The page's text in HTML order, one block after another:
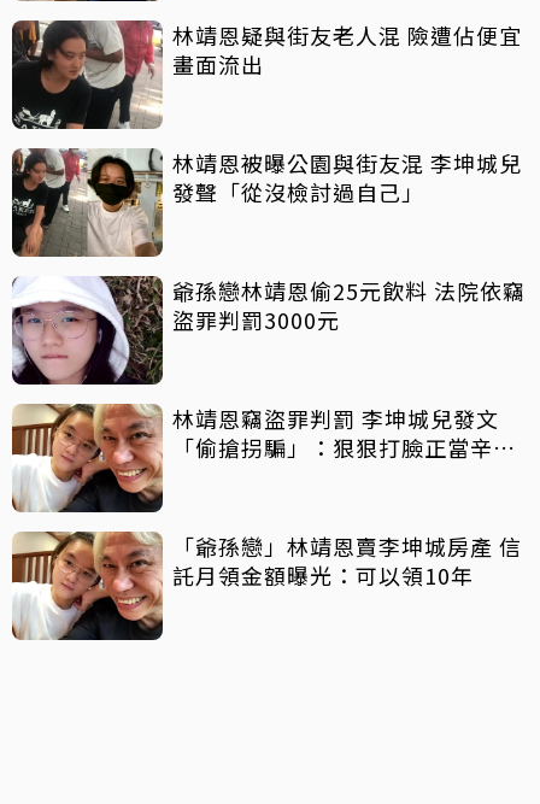
林靖恩疑與街友老人混 險遭佔便宜
畫面流出
林靖恩被曝公園與街友混 李坤城兒
發聲「從沒檢討過自己」
爺孫戀林靖恩偷25元飲料 法院依竊
盜罪判罰3000元
林靖恩竊盜罪判罰 李坤城兒發文
「偷搶拐騙」：狠狠打臉正當辛苦
「爺孫戀」林靖恩賣李坤城房產 信
託月領金額曝光：可以領10年